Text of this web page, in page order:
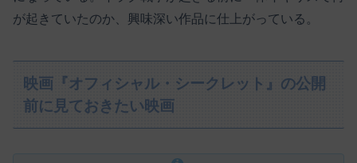
が起きていたのか、興味深い作品に仕上がっている。
映画『オフィシャル・シークレット』の公開
前に見ておきたい映画